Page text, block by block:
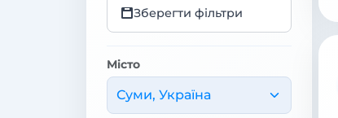
Зберегти фільтри
Місто
Суми, Україна